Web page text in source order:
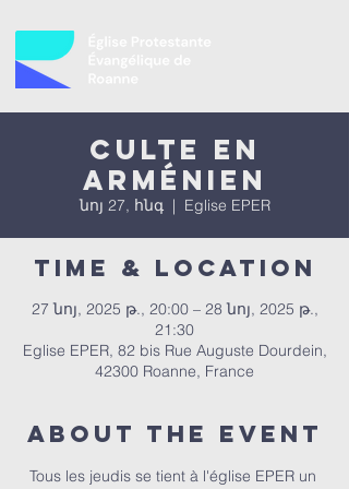
Culte en
Arménien
նոյ 27, հնգ
  |
Eglise EPER
Time & Location
27 նոյ, 2025 թ., 20:00 – 28 նոյ, 2025 թ.,
21:30
Eglise EPER, 82 bis Rue Auguste Dourdein,
42300 Roanne, France
About the event
Tous les jeudis se tient à l'église EPER un